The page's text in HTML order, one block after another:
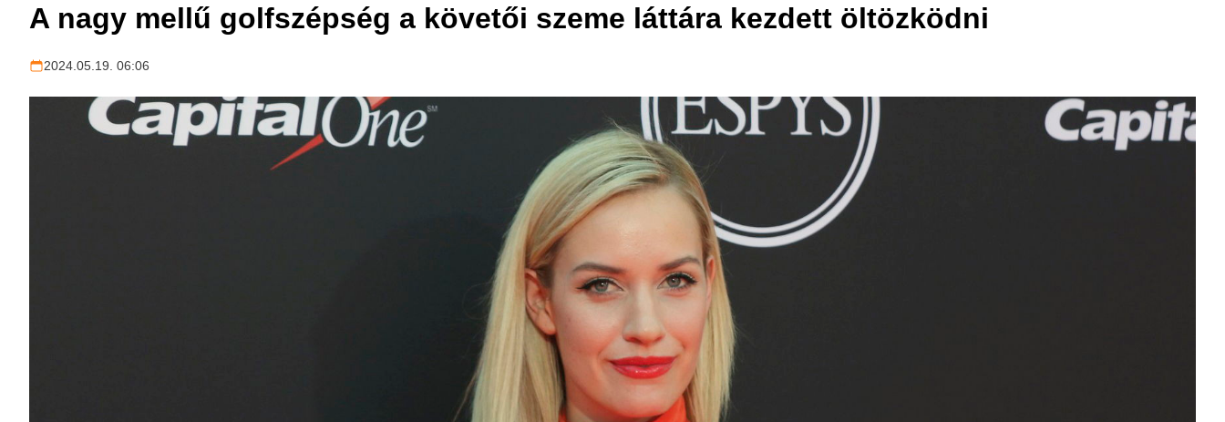
A nagy mellű golfszépség a követői szeme láttára kezdett öltözködni
2024.05.19. 06:06